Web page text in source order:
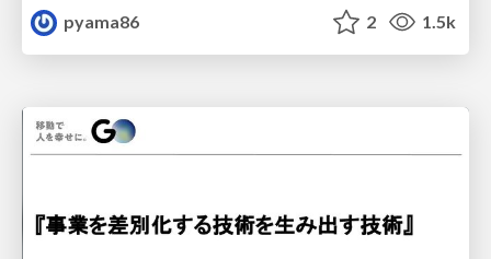
pyama86
2 1.5k